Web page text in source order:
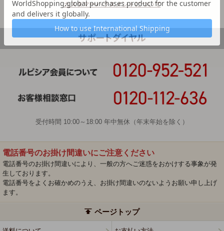
カスタマーハラスメントについて
受付時間 10:00～18:00 年中無休（年末年始を除く）
電話番号のお掛け間違いにご注意ください
電話番号のお掛け間違いにより、一般の方へご迷惑をおかけする事象が発
生しております。
電話番号をよくお確かめのうえ、お掛け間違いのないようお願い申し上げ
ます。
ページトップ